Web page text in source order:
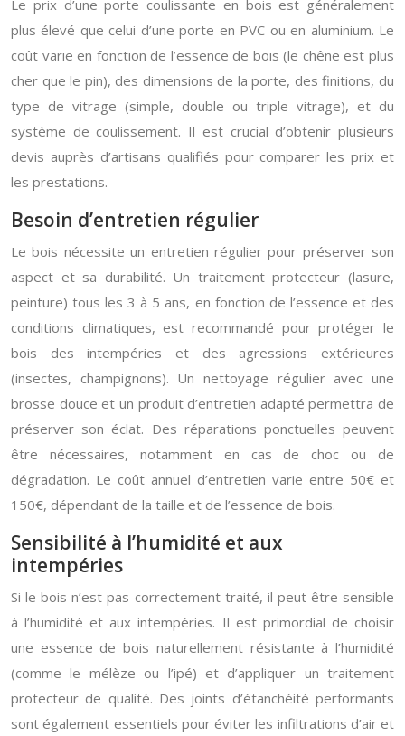
Le prix d’une porte coulissante en bois est généralement
plus élevé que celui d’une porte en PVC ou en aluminium. Le
coût varie en fonction de l’essence de bois (le chêne est plus
cher que le pin), des dimensions de la porte, des finitions, du
type de vitrage (simple, double ou triple vitrage), et du
système de coulissement. Il est crucial d’obtenir plusieurs
devis auprès d’artisans qualifiés pour comparer les prix et
les prestations.
Besoin d’entretien régulier
Le bois nécessite un entretien régulier pour préserver son
aspect et sa durabilité. Un traitement protecteur (lasure,
peinture) tous les 3 à 5 ans, en fonction de l’essence et des
conditions climatiques, est recommandé pour protéger le
bois des intempéries et des agressions extérieures
(insectes, champignons). Un nettoyage régulier avec une
brosse douce et un produit d’entretien adapté permettra de
préserver son éclat. Des réparations ponctuelles peuvent
être nécessaires, notamment en cas de choc ou de
dégradation. Le coût annuel d’entretien varie entre 50€ et
150€, dépendant de la taille et de l’essence de bois.
Sensibilité à l’humidité et aux
intempéries
Si le bois n’est pas correctement traité, il peut être sensible
à l’humidité et aux intempéries. Il est primordial de choisir
une essence de bois naturellement résistante à l’humidité
(comme le mélèze ou l’ipé) et d’appliquer un traitement
protecteur de qualité. Des joints d’étanchéité performants
sont également essentiels pour éviter les infiltrations d’air et